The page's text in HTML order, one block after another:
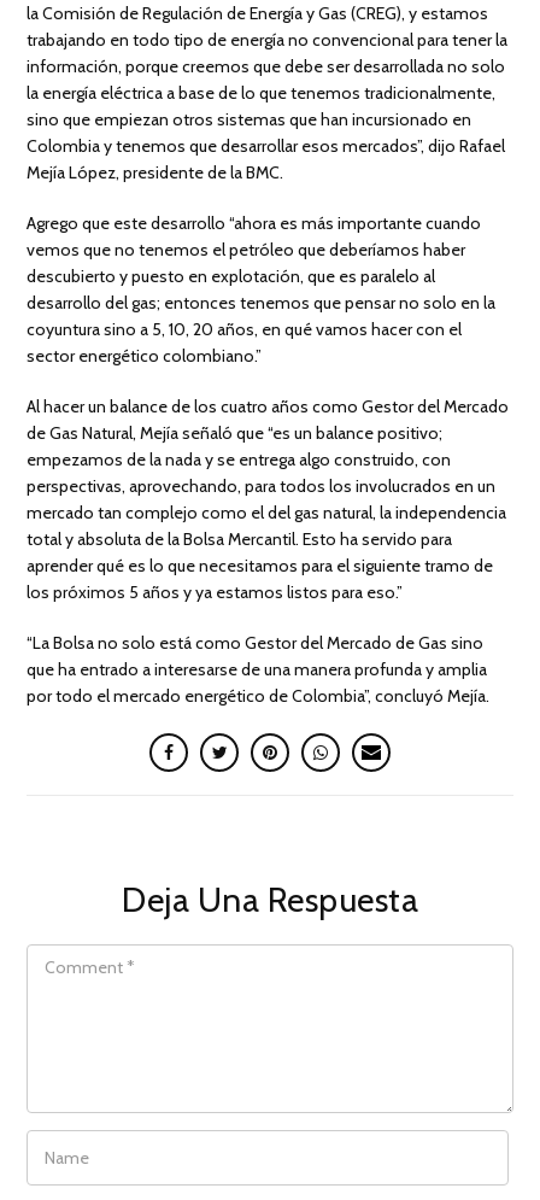
la Comisión de Regulación de Energía y Gas (CREG), y estamos
trabajando en todo tipo de energía no convencional para tener la
información, porque creemos que debe ser desarrollada no solo
la energía eléctrica a base de lo que tenemos tradicionalmente,
sino que empiezan otros sistemas que han incursionado en
Colombia y tenemos que desarrollar esos mercados”, dijo Rafael
Mejía López, presidente de la BMC.
Agrego que este desarrollo “ahora es más importante cuando
vemos que no tenemos el petróleo que deberíamos haber
descubierto y puesto en explotación, que es paralelo al
desarrollo del gas; entonces tenemos que pensar no solo en la
coyuntura sino a 5, 10, 20 años, en qué vamos hacer con el
sector energético colombiano.”
Al hacer un balance de los cuatro años como Gestor del Mercado
de Gas Natural, Mejía señaló que “es un balance positivo;
empezamos de la nada y se entrega algo construido, con
perspectivas, aprovechando, para todos los involucrados en un
mercado tan complejo como el del gas natural, la independencia
total y absoluta de la Bolsa Mercantil. Esto ha servido para
aprender qué es lo que necesitamos para el siguiente tramo de
los próximos 5 años y ya estamos listos para eso.”
“La Bolsa no solo está como Gestor del Mercado de Gas sino
que ha entrado a interesarse de una manera profunda y amplia
por todo el mercado energético de Colombia”, concluyó Mejía.
Deja Una Respuesta
COMMENT
NAME